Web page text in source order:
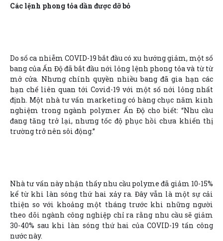
Các lệnh phong tỏa dần được dỡ bỏ
Do số ca nhiễm COVID-19 bắt đầu có xu hướng giảm, một số
bang của Ấn Độ đã bắt đầu nới lỏng lệnh phong tỏa và từ từ
mở cửa. Nhưng chính quyền nhiều bang đã gia hạn các
hạn chế liên quan tới Covid-19 với một số nới lỏng nhất
định. Một nhà tư vấn marketing có hàng chục năm kinh
nghiệm trong ngành polymer Ấn Độ cho biết: “Nhu cầu
đang tăng trở lại, nhưng tốc độ phục hồi chưa khiến thị
trường trở nên sôi động.”
Nhà tư vấn này nhận thấy nhu cầu polyme đã giảm 10-15%
kể từ khi làn sóng thứ hai xảy ra. Đây vẫn là một sự cải
thiện so với khoảng một tháng trước khi những người
theo dõi ngành công nghiệp chỉ ra rằng nhu cầu sẽ giảm
30-40% sau khi làn sóng thứ hai của COVID-19 tấn công
nước này.